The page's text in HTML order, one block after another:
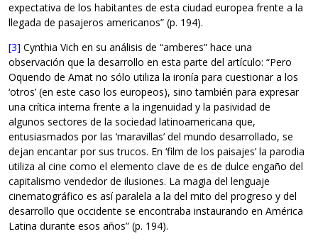
expectativa de los habitantes de esta ciudad europea frente a la
llegada de pasajeros americanos” (p. 194).
[3] Cynthia Vich en su análisis de “amberes” hace una
observación que la desarrollo en esta parte del artículo: “Pero
Oquendo de Amat no sólo utiliza la ironía para cuestionar a los
‘otros’ (en este caso los europeos), sino también para expresar
una crítica interna frente a la ingenuidad y la pasividad de
algunos sectores de la sociedad latinoamericana que,
entusiasmados por las ‘maravillas’ del mundo desarrollado, se
dejan encantar por sus trucos. En ‘film de los paisajes’ la parodia
utiliza al cine como el elemento clave de es de dulce engaño del
capitalismo vendedor de ilusiones. La magia del lenguaje
cinematográfico es así paralela a la del mito del progreso y del
desarrollo que occidente se encontraba instaurando en América
Latina durante esos años” (p. 194).